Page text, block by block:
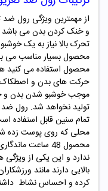
از مهمترین ویژگی رول
و خنک کردن بدن می باشد
تحرک بالا نیاز به یک
محصول بسیار مناسب می
محصول استفاده می کنید
حرکت های بدن و اصطکاک
موجب خوشبو شدن بدن و
تولید نخواهد شد. رول ضد
تمام سنین قابل استفاده
محلی که روی پوست زده
محصول 48 ساعت
ندارد و این یکی از
بالایی دارند مانند
کرده و احساس نشاط